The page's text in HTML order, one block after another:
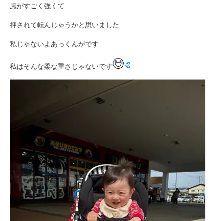
風がすごく強くて
押されて転んじゃうかと思いました
私じゃないよあっくんがです
私はそんな柔な重さじゃないです